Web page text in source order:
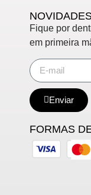
Fique por
em primeira
Enviar
FORMAS